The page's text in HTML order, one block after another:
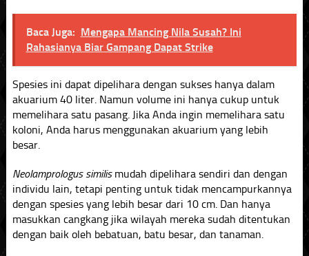
Baca Juga: Mengapa Mancing Nila Susah? Ini
Rahasianya Biar Gampang Dapat Strike
Spesies ini dapat dipelihara dengan sukses hanya dalam
akuarium 40 liter. Namun volume ini hanya cukup untuk
memelihara satu pasang. Jika Anda ingin memelihara satu
koloni, Anda harus menggunakan akuarium yang lebih
besar.
Neolamprologus similismudah dipelihara sendiri dan dengan
individu lain, tetapi penting untuk tidak mencampurkannya
dengan spesies yang lebih besar dari 10 cm. Dan hanya
masukkan cangkang jika wilayah mereka sudah ditentukan
dengan baik oleh bebatuan, batu besar, dan tanaman.